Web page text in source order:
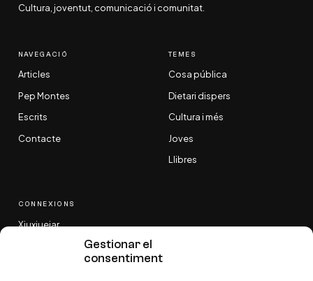
Gestionar el
consentiment
Cultura, joventut, comunicació i comunitat.
NAVEGACIÓ
Articles
Pep Montes
Escrits
Contacte
TEMES
Cosa pública
Dietari dispers
Cultura i més
Joves
Llibres
CONNEXIONS
Xiuxiuejar